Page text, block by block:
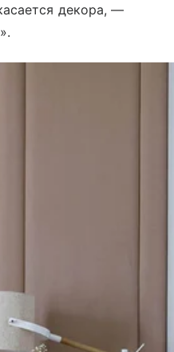
декора, —